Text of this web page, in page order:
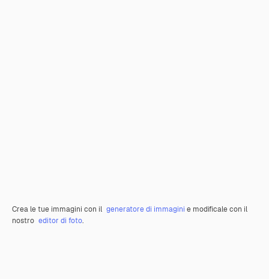
Crea le tue immagini con il generatore di immagini e modificale con il
nostro editor di foto.